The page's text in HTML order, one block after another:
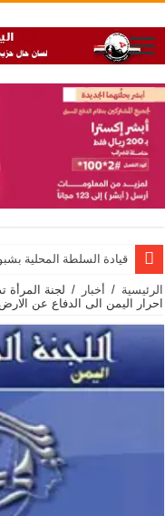
قيادة السلطة المحلية
الرئيسية / أخبار / لجنة
احرار اليمن الى الدفاع عن